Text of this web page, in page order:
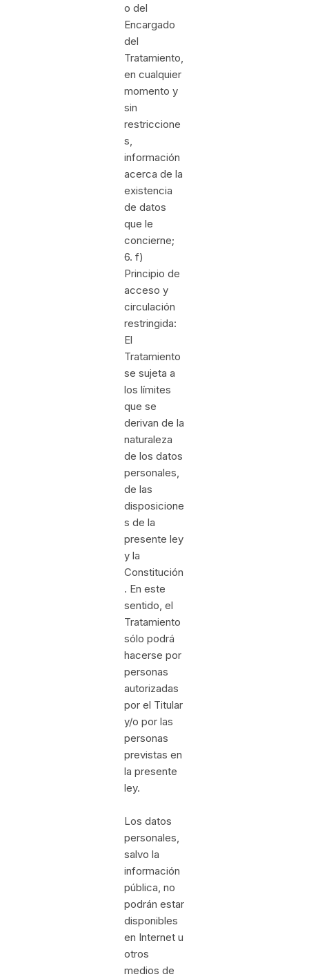
o del
Encargado
del
Tratamiento,
en cualquier
momento y
sin
restriccione
s,
información
acerca de la
existencia
de datos
que le
concierne;
6. f)
Principio de
acceso y
circulación
restringida:
El
Tratamiento
se sujeta a
los límites
que se
derivan de la
naturaleza
de los datos
personales,
de las
disposicione
s de la
presente ley
y la
Constitución
. En este
sentido, el
Tratamiento
sólo podrá
hacerse por
personas
autorizadas
por el Titular
y/o por las
personas
previstas en
la presente
ley.
Los datos
personales,
salvo la
información
pública, no
podrán estar
disponibles
en Internet u
otros
medios de